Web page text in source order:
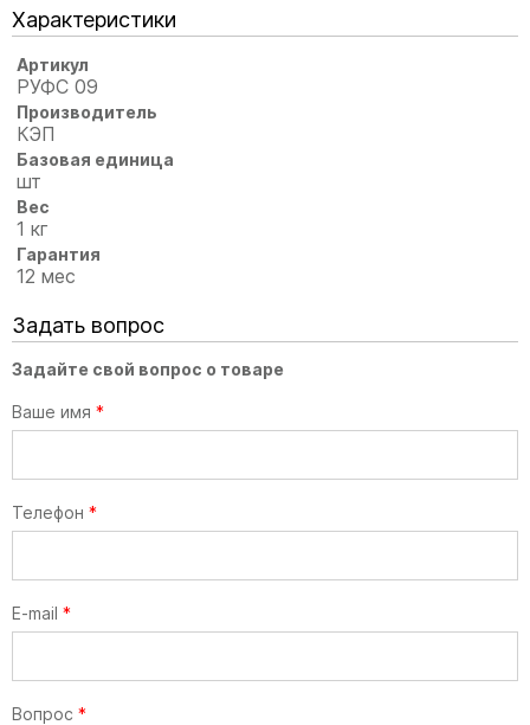
Характеристики
Артикул
РУФС 09
Производитель
КЭП
Базовая единица
шт
Вес
1 кг
Гарантия
12 мес
Задать вопрос
Задайте свой вопрос о товаре
Ваше имя *
Телефон *
E-mail *
Вопрос *